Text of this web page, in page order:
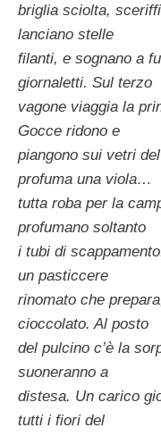
briglia sciolta,
lanciano stelle
filanti, e sognano a
giornaletti. Sul terzo
vagone viaggia la
Gocce ridono e
piangono sui vetri
profuma una viola…
tutta roba per la
profumano soltanto
i tubi di
un pasticcere
rinomato che
cioccolato. Al posto
del pulcino c’è la
suoneranno a
distesa. Un carico
tutti i fiori del